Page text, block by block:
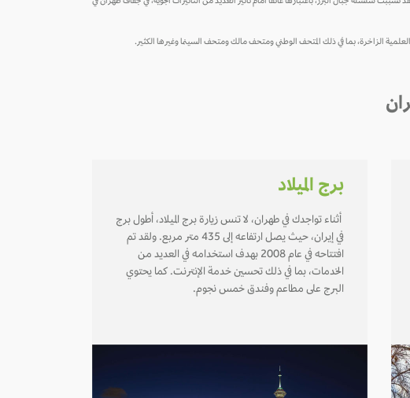
الزاخرة، بما في ذلك المتحف الوطني ومتحف مالك ومتحف السينما وغيرها الكثير.
برج الميلاد
أثناء تواجدك في طهران، لا تنس زيارة برج الميلاد، أطول برج
في إيران، حيث يصل ارتفاعه إلى 435 متر مربع. ولقد تم
افتتاحه في عام 2008 بهدف استخدامه في العديد من
الخدمات، بما في ذلك تحسين خدمة الإنترنت. كما يحتوي
البرج على مطاعم وفندق خمس نجوم.